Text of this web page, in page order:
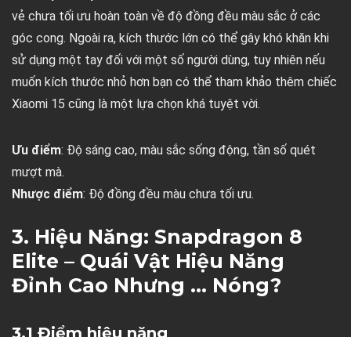
vẻ chưa tối ưu hoàn toàn về độ đồng đều màu sắc ở các
góc cong. Ngoài ra, kích thước lớn có thể gây khó khăn khi
sử dụng một tay đối với một số người dùng, tuy nhiên nếu
muốn kích thước nhỏ hơn bạn có thể tham khảo thêm chiếc
Xiaomi 15 cũng là một lựa chọn khá tuyệt vời.
Ưu điểm: Độ sáng cao, màu sắc sống động, tần số quét
mượt mà.
Nhược điểm: Độ đồng đều màu chưa tối ưu.
3. Hiệu Năng: Snapdragon 8
Elite – Quái Vật Hiệu Năng
Đỉnh Cao Nhưng … Nóng?
3.1 Điểm hiệu năng